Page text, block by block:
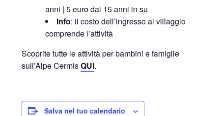
anni | 5 euro dai 15 anni in su
Info: il costo dell’ingresso al villaggio
comprende l’attività
Scoprite tutte le attività per bambini e famiglie
sull’Alpe CermisQUI.
Salva nel tuo calendario